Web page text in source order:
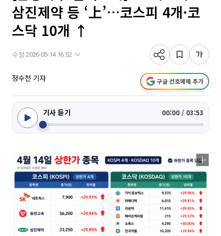
삼진제약 등 ‘上’…코스피 4개·코
스닥 10개 ↑
수정 2026-05-14 16:52
정수천 기자 구글 선호매체 추가
기사 듣기 00:00 / 03:53